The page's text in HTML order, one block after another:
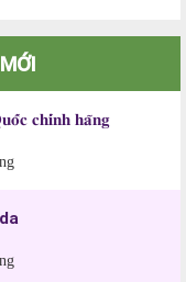
𝐜𝐡𝐢́𝐧𝐡 𝐡𝐚̃𝐧𝐠